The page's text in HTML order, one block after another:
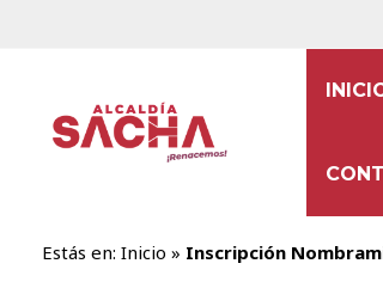
Estás en: Inicio » Inscripción